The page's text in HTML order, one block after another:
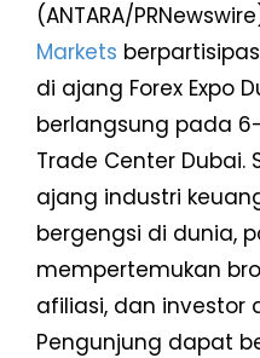
(ANTARA/
Markets
di ajang Forex Expo
berlangsung pada
Trade Center Dubai.
ajang industri
bergengsi di dunia,
mempertemukan
afiliasi, dan investor
Pengunjung dapat